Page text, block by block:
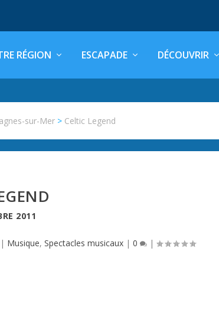
RÉGION ESCAPADE DÉCOUVRIR
sur-Mer > Celtic Legend
2011
Musique, Spectacles musicaux| 0 |